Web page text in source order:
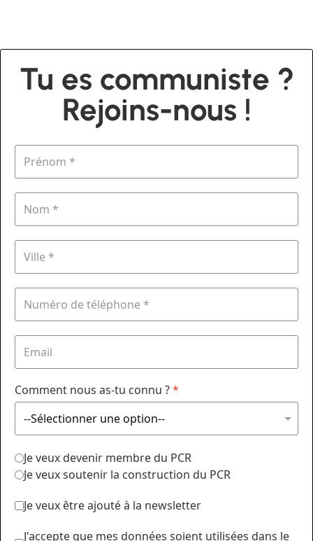
Tu es communiste ?
Rejoins-nous !
Comment nous as-tu connu ?*
Je veux devenir membre du PCR
Je veux soutenir la construction du PCR
Je veux être ajouté à la newsletter
J'accepte que mes données soient utilisées dans le